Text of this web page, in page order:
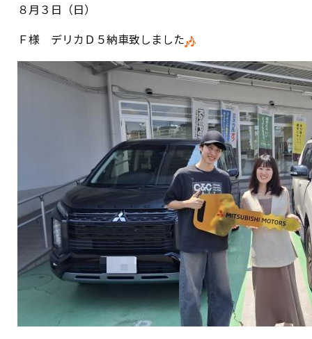
８月３日（日）
Ｆ様 デリカＤ５納車致しました